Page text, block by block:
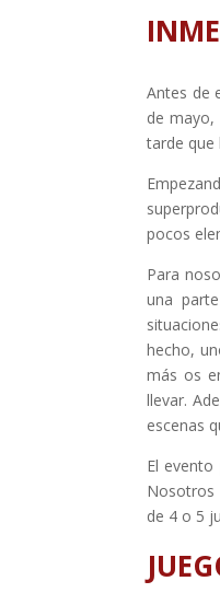
Antes de
de mayo,
tarde que
pocos
Para
una
hecho,
más os
llevar.
escenas
El
Nosotros
de 4 o 5